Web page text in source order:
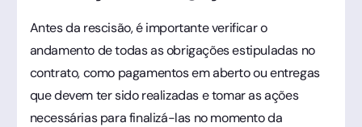
Antes da rescisão, é importante verificar o
andamento de todas as obrigações estipuladas no
contrato, como pagamentos em aberto ou entregas
que devem ter sido realizadas e tomar as ações
necessárias para finalizá-las no momento da